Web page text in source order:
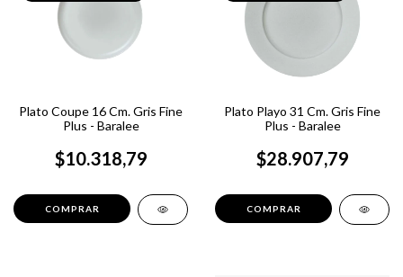
Plato Coupe 16 Cm. Gris Fine
Plus - Baralee
$10.318,79
Plato Playo 31 Cm. Gris Fine
Plus - Baralee
$28.907,79